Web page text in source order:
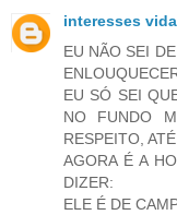
interesses
EU NÃO SEI
EU SÓ SEI
NO FUNDO
RESPEITO,
AGORA É A
DIZER:
ELE É DE